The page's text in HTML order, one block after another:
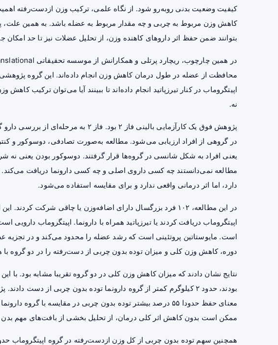
کیفیت وضعیت بدنی روبه‌رو شود. از نگاه علمی، ترکیب وزن ازدست‌رفته
کاهش وزن مربوط به چربی و چه مقدار مربوط به عضله باشد. به همین علت،
بتوانند ضمن حفظ اثر داروهای کاهنده وزن، از تحلیل عضلات نیز تا حد امکان
محافظت از عضله در طول درمان کاهش وزن انجام داده‌اند. این گروه پژوهشی
اپیتگروماب در کنار تیرزپاتید انجام داده‌اند تا ببینند آیا می‌توان ترکیب
نه.
پژوهش فوق یک کارآزمایی بالینی فاز ۲ بود.
در گروهی از افراد ارزیابی می‌شود. مطالعه به‌صورت تصادفی، دوسوکور و
یعنی افراد به شکل شانسی در گروه‌ها قرار گرفتند. دوسوکور بودن یعنی نه
مطالعه نمی‌دانستند چه کسی داروی اصلی و چه کسی دارونما دریافت می‌کند.
دارد، اما اثر درمانی واقعی ندارد و برای مقایسه استفاده می‌شود.
اپیتگروماب دریافت کردند یا تیرزپاتید همراه با دارونما. اپیتگروماب
است. مایوستاتین پروتئینی است که رشد عضله را محدود می‌کند و در تجزیه
دوره، کاهش وزن کلی و میزان توده بدون چربی از دست‌رفته را در دو گروه با
نتایج نشان دادند که میزان کاهش وزن کلی در دو گروه تقریبا مشابه بود. با
بودند، حدود ۲ کیلوگرم کمتر از گروه دارونما توده بدون چربی از دست
معنای حفظ حدودا ۵۵ درصد بیشتر توده بدون چربی در مقایسه با
ممکن است بدون کاهش اثر کلی درمان، از تحلیل بخشی از بافت‌های مهم بدن